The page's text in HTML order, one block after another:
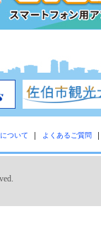
ついて よくあるご質問